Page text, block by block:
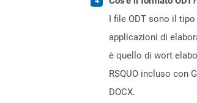
I file ODT sono il
applicazioni di
è quello di wort
RSQUO incluso con
DOCX.